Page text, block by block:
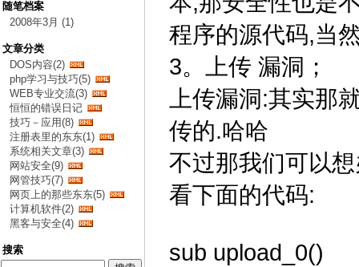
随笔档案
2008年3月 (1)
文章分类
DOS内容(2)
php学习与技巧(5)
WEB专业交流(3)
恒恒的错误日记
技巧－应用(8)
注册表里的东东(1)
系统相关文章(3)
网站安全(9)
网管技巧(7)
网页上的那些东东(5)
计算机软件(2)
黑客与安全(4)
搜索
程序的源代码,当
3。上传 漏洞；
上传漏洞:其实那
传的.哈哈
不过那我们可以
看下面的代码:
sub upload_0()